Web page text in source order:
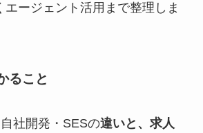
ージェント活用まで整理しま
ること
社開発・SESの違いと、求人